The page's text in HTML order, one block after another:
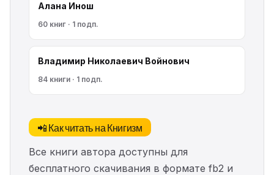
Алана Инош
60 книг · 1 подп.
Владимир Николаевич Войнович
84 книги · 1 подп.
📲 Как читать на Книгизм
Все книги автора доступны для
бесплатного скачивания в формате fb2 и